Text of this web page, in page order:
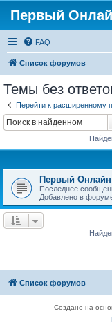
Первый
FAQ
Список форумов
Темы без
Перейти к расширенному
Первый Онлайн
Последнее
Добавлено в
Список форумов
Создано на